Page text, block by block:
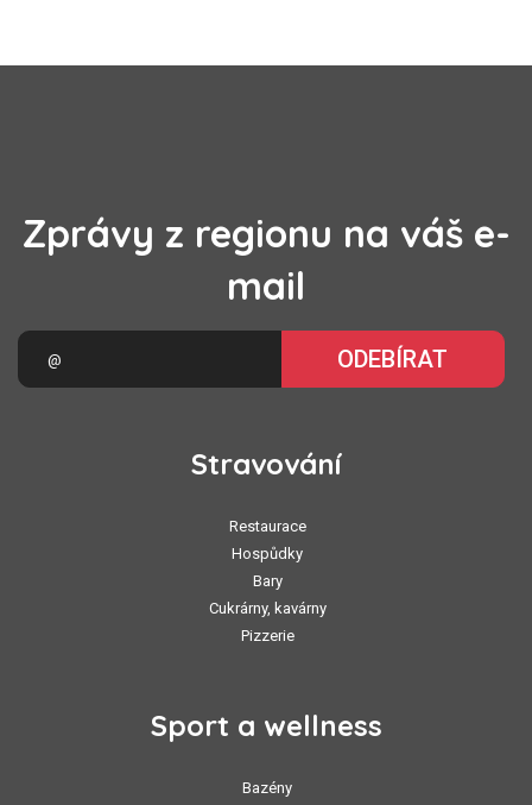
Zprávy z regionu na váš e-
mail
ODEBÍRAT
Stravování
Restaurace
Hospůdky
Bary
Cukrárny, kavárny
Pizzerie
Sport a wellness
Bazény